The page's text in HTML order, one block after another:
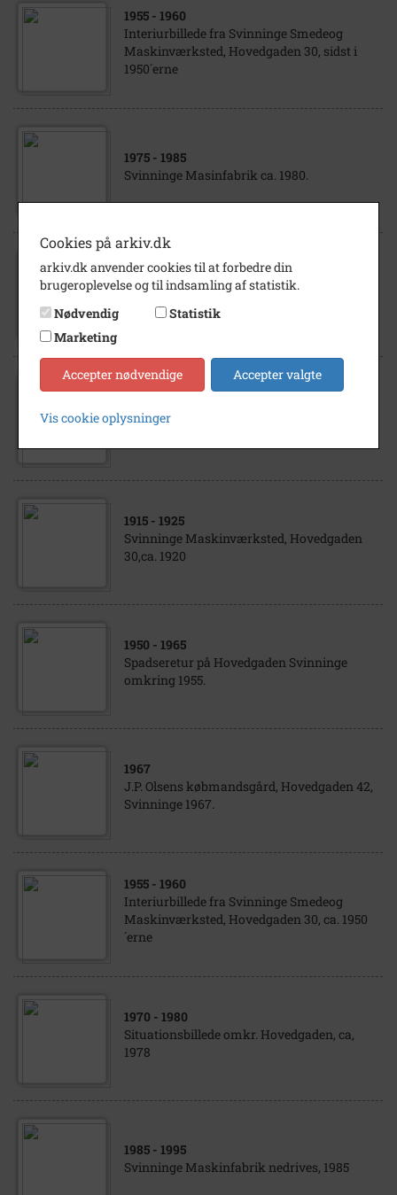
1955 - 1960
Interiurbillede fra Svinninge Smedeog
Maskinværksted, Hovedgaden 30, sidst i
1950´erne
1975 - 1985
Svinninge Masinfabrik ca. 1980.
1979
Maskinsmed Christensen, Hovedgaden 30,
1960- 1967
Luftfoto af Svinninge Midtby med N.V.E og
1915 - 1925
Svinninge Maskinværksted, Hovedgaden
30,ca. 1920
1950 - 1965
Spadseretur på Hovedgaden Svinninge
omkring 1955.
1967
J.P. Olsens købmandsgård, Hovedgaden 42,
Svinninge 1967.
1955 - 1960
Interiurbillede fra Svinninge Smedeog
Maskinværksted, Hovedgaden 30, ca. 1950
´erne
1970 - 1980
Situationsbillede omkr. Hovedgaden, ca,
1978
1985 - 1995
Svinninge Maskinfabrik nedrives, 1985
Cookies på arkiv.dk
arkiv.dk anvender cookies til at forbedre din
brugeroplevelse og til indsamling af statistik.
Nødvendig
Statistik
Marketing
Accepter nødvendige Accepter valgte
Vis cookie oplysninger